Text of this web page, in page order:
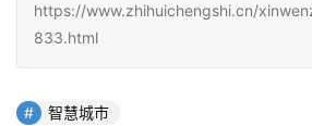
https://www.zhihuichengshi.cn/
833.html
智慧城市